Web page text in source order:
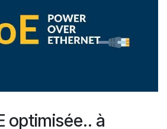
optimisée.. à